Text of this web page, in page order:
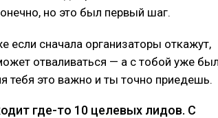
но это был первый шаг.
если сначала организаторы откажут,
отваливаться — а с тобой уже
тебя это важно и ты точно приедешь.
где-то 10 целевых лидов. С